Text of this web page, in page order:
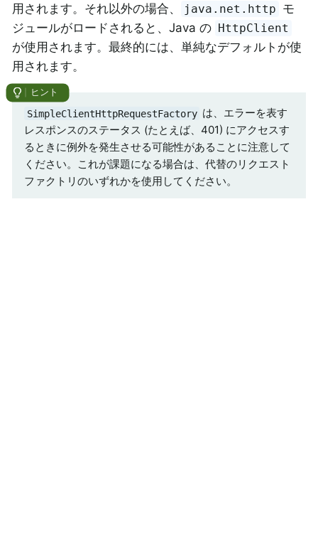
用されます。それ以外の場合、
java.net.http モ
ジュールがロードされると、Java の HttpClient
が使用されます。最終的には、単純なデフォルトが使
用されます。
SimpleClientHttpRequestFactory は、エラーを表す
レスポンスのステータス (たとえば、401) にアクセスす
るときに例外を発生させる可能性があることに注意して
ください。これが課題になる場合は、代替のリクエスト
ファクトリのいずれかを使用してください。